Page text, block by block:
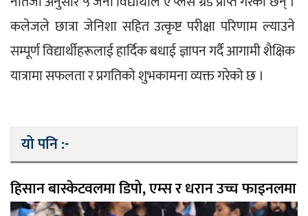
कलेजले छात्रा जेनिशा सहित उत्कृष्ट परीक्षा परिणाम ल्याउने
सम्पूर्ण विद्यार्थीहरूलाई हार्दिक बधाई ज्ञापन गर्दै आगामी शैक्षिक
यात्रामा सफलता र प्रगतिको शुभकामना व्यक्त गरेको छ ।
यो पनि :-
हिसान बास्केटवलमा डिपो, एम्स र धरान उच्च फाइनलमा